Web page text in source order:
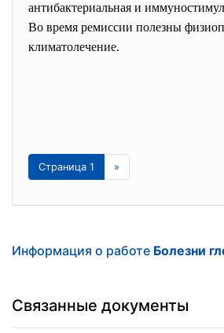
антибактериальная и
Во время ремиссии полезны
климатолечение.
Страница 1 »
Информация о работе Болезни
Связанные документы